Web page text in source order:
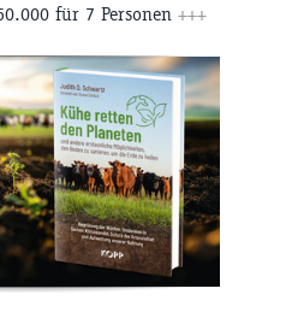
für 7 Personen +++